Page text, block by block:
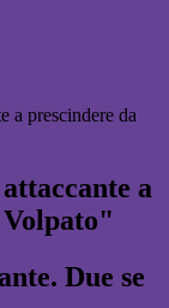
a prescindere da
a
Due se